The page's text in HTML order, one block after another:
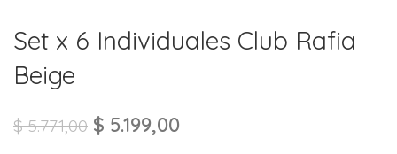
Set x 6 Individuales Club Rafia
Beige
$5.771,00 $ 5.199,00